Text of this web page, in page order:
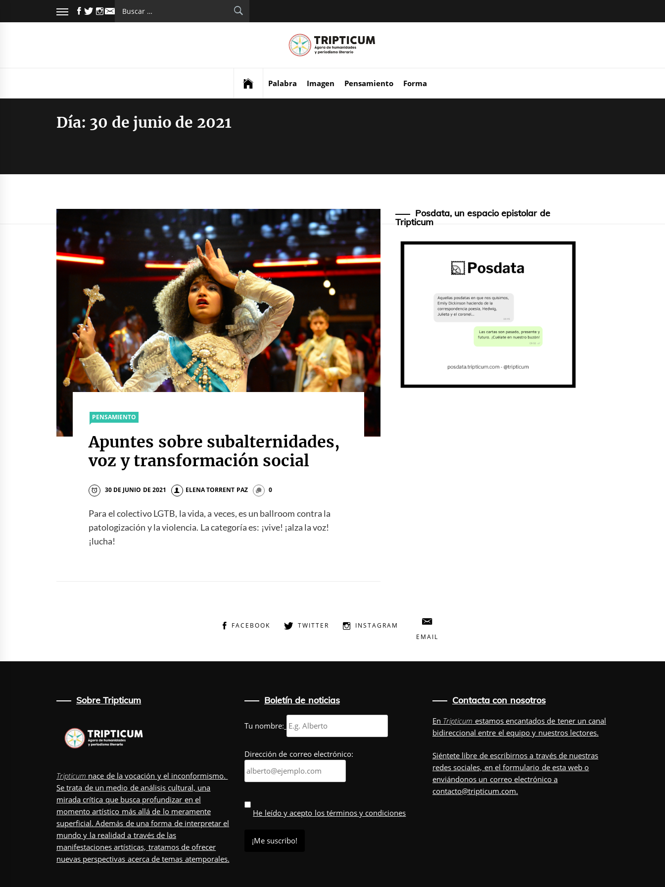
FACEBOOK
TWITTER
INSTAGRAM
Buscar:
Palabra Imagen Pensamiento Forma
Día: 30 de junio de 2021
PENSAMIENTO
Apuntes sobre subalternidades,
voz y transformación social
30 DE JUNIO DE 2021 ELENA TORRENT PAZ 0
Para el colectivo LGTB, la vida, a veces, es un ballroom contra la
patologización y la violencia. La categoría es: ¡vive! ¡alza la voz!
¡lucha!
Posdata, un espacio epistolar de
Tripticum
FACEBOOK TWITTER
INSTAGRAM
EMAIL
Sobre Tripticum
Tripticum nace de la vocación y el inconformismo.
Se trata de un medio de análisis cultural, una
mirada crítica que busca profundizar en el
momento artístico más allá de lo meramente
superficial. Además de una forma de interpretar el
mundo y la realidad a través de las
manifestaciones artísticas, tratamos de ofrecer
nuevas perspectivas acerca de temas atemporales.
Boletín de noticias
Tu nombre:
Dirección de correo electrónico:
He leído y acepto los términos y condiciones
Contacta con nosotros
En Tripticum estamos encantados de tener un canal
bidireccional entre el equipo y nuestros lectores.
Siéntete libre de escribirnos a través de nuestras
redes sociales, en elformulario de esta web o
enviándonos un correo electrónico a
contacto@tripticum.com.